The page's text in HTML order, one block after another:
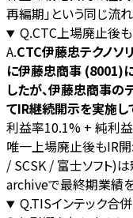
再編期」という同じ流
Q.CTC上場廃止後
A.CTC伊藤忠テクノソ
に伊藤忠商事 (8001)
したが、伊藤忠商事の
てIR継続開示を実施し
利益率10.1% + 純利
唯一上場廃止後もIR
/ SCSK / 富士ソフト)
archiveで最終期業績
Q.TISインテック合